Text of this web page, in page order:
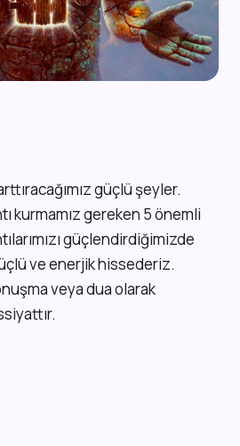
güçlü şeyler.
kurmamız gereken 5 önemli
güçlendirdiğimizde
ve enerjik hissederiz.
veya dua olarak